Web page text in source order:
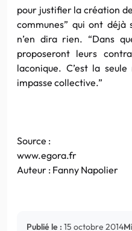
pour justifier la création
communes” qui ont déjà
n’en dira rien. “Dans
proposeront leurs
laconique. C’est la
impasse collective.”
Source :
www.egora.fr
Auteur : Fanny Napolier
Publié le : 15 octobre 2014